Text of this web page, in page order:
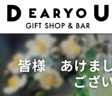
皆様 あけま
ござ